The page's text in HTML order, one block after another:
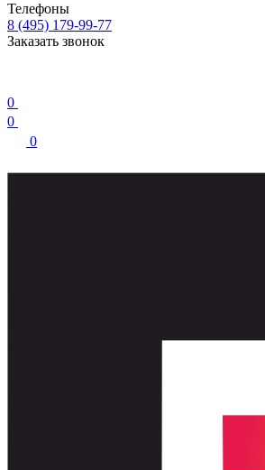
Телефоны
8 (495) 179-99-77
Заказать звонок
0
0
0